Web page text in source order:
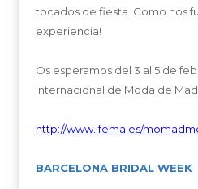
tocados de fiesta. Como nos
experiencia!
Os esperamos del 3 al 5 de
Internacional de Moda de
http://www.ifema.es/
BARCELONA BRIDAL WEEK